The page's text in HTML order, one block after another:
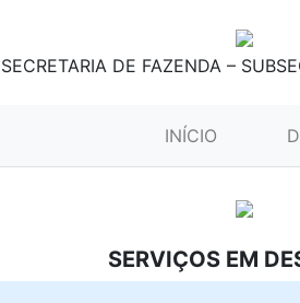
SECRETARIA DE FAZENDA –
INÍCIO
SERVIÇOS EM